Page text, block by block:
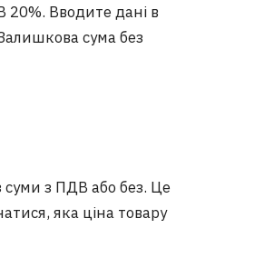
20%. Вводите дані в
сума без
суми з ПДВ або без. Це
яка ціна товару